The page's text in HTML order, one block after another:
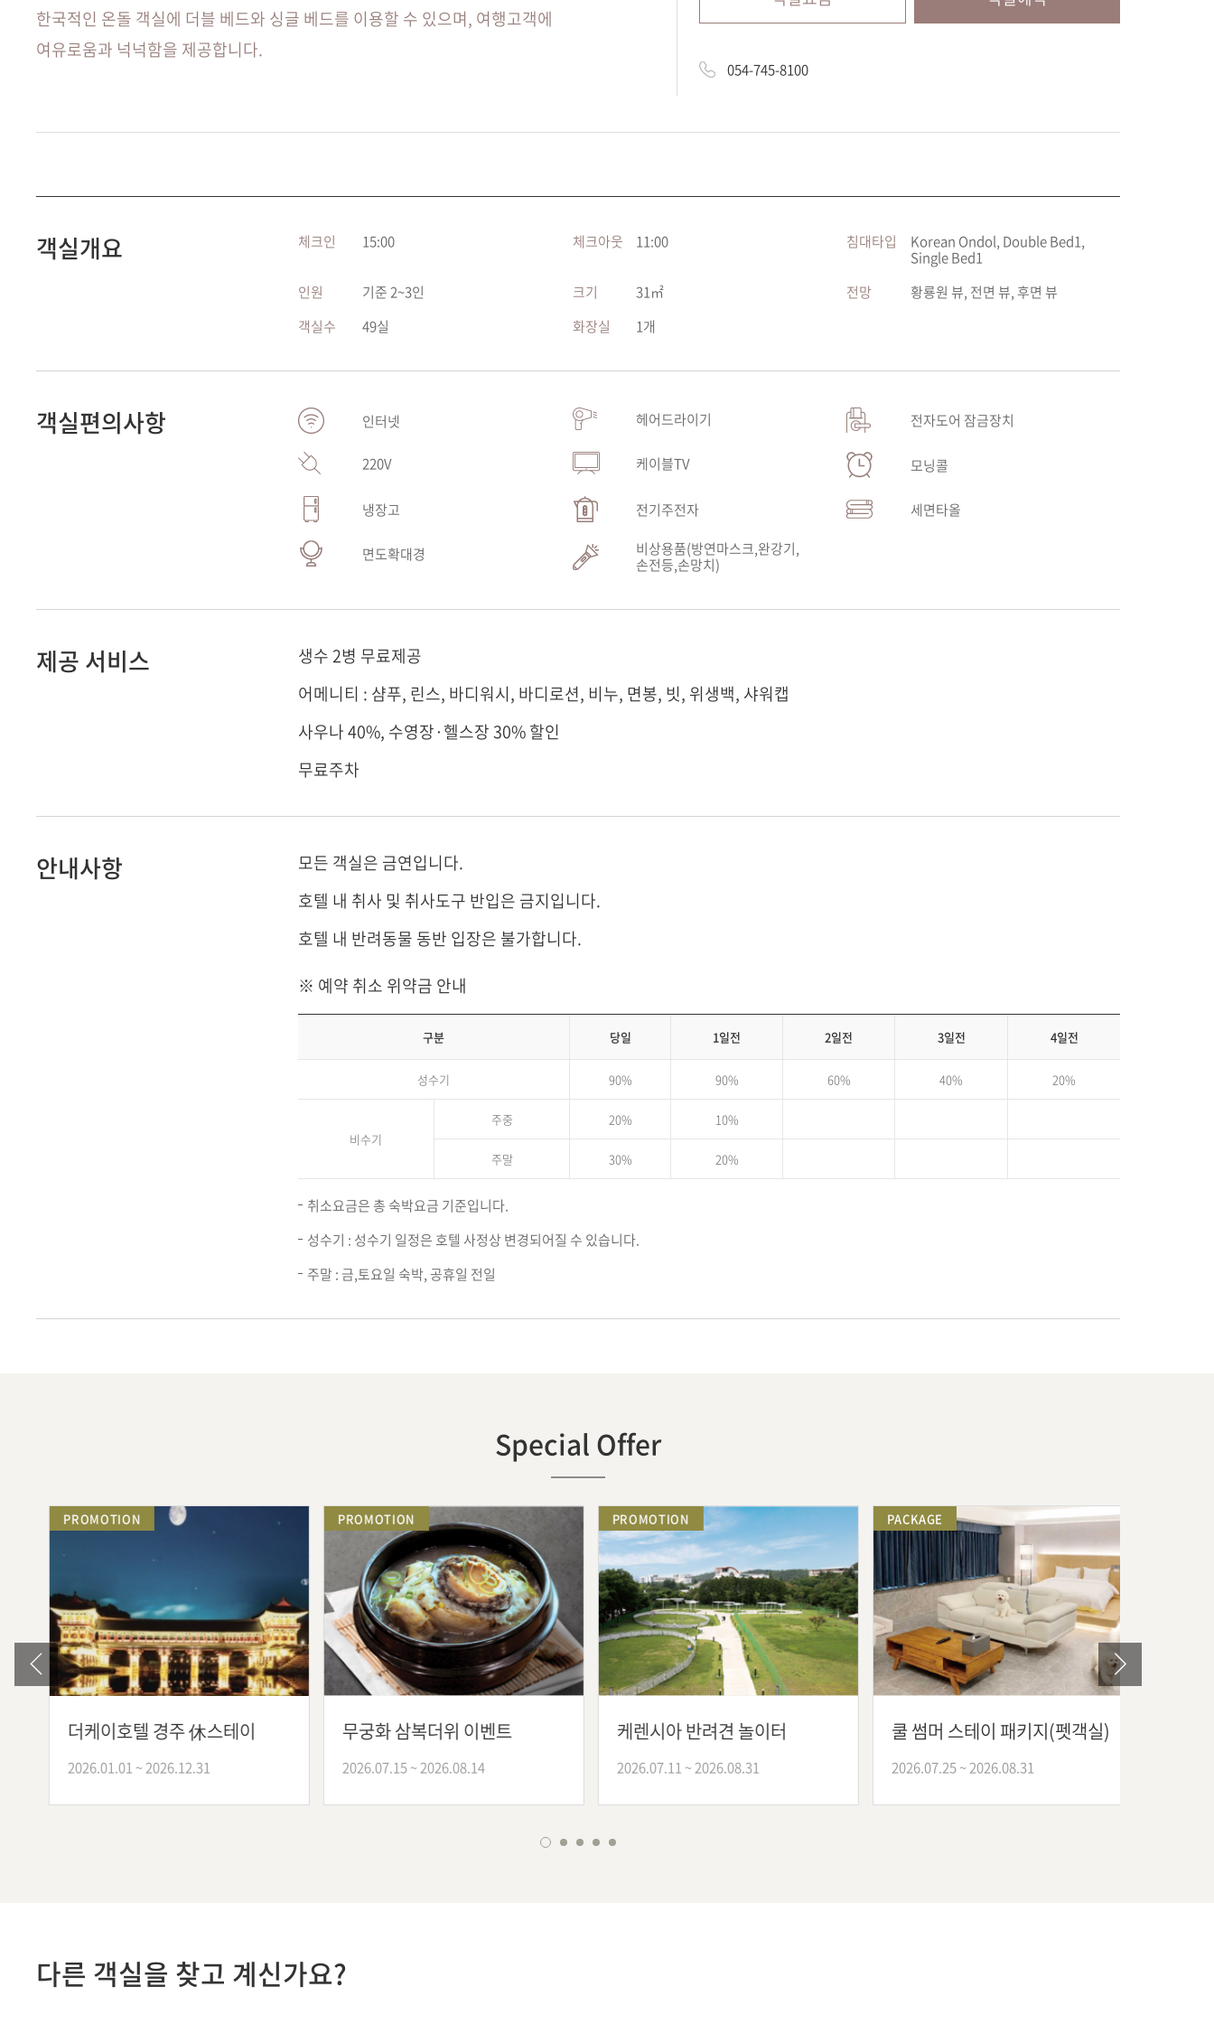
한국적인 온돌 객실에 더블 베드와 싱글 베드를 이용할 수 있으며, 여행고객에
여유로움과 넉넉함을 제공합니다.
054-745-8100
객실개요 체크인 15:00 체크아웃 11:00 침대타입
Korean Ondol, Double Bed1,
Single Bed1
인원
기준 2~3인 크기 31㎡ 전망
황룡원 뷰, 전면 뷰, 후면 뷰
객실수
49실 화장실 1개
객실편의사항 인터넷 헤어드라이기 전자도어 잠금장치
220V 케이블TV 모닝콜
냉장고 전기주전자 세면타올
면도확대경
비상용품(방연마스크,완강기,
손전등,손망치)
제공 서비스
생수 2병 무료제공
어메니티 : 샴푸, 린스, 바디워시, 바디로션, 비누, 면봉, 빗, 위생백, 샤워캡
사우나 40%, 수영장·헬스장 30% 할인
무료주차
안내사항
모든 객실은 금연입니다.
호텔 내 취사 및 취사도구 반입은 금지입니다.
호텔 내 반려동물 동반 입장은 불가합니다.
※ 예약 취소 위약금 안내
구분 당일 1일전 2일전 3일전 4일전
성수기 90% 90% 60% 40% 20%
비수기
주중 20% 10%
주말 30% 20%
취소요금은 총 숙박요금 기준입니다.
성수기 : 성수기 일정은 호텔 사정상 변경되어질 수 있습니다.
주말 : 금,토요일 숙박, 공휴일 전일
Special Offer
PROMOTION
더케이호텔 경주 休스테이
2026.01.01 ~ 2026.12.31
PROMOTION
무궁화 삼복더위 이벤트
2026.07.15 ~ 2026.08.14
PROMOTION
케렌시아 반려견 놀이터
2026.07.11 ~ 2026.08.31
PACKAGE
쿨 썸머 스테이 패키지(펫객실)
2026.07.25 ~ 2026.08.31
다른 객실을 찾고 계신가요?